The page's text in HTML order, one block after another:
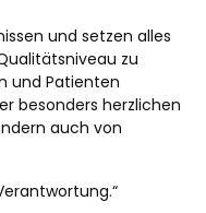
und setzen alles
zu
und Patienten
besonders herzlichen
auch von